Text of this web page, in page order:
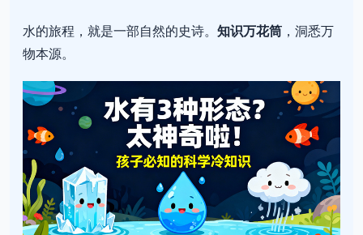
水的旅程，就是一部自然的史诗。 知识万花筒 ，洞悉万
物本源。